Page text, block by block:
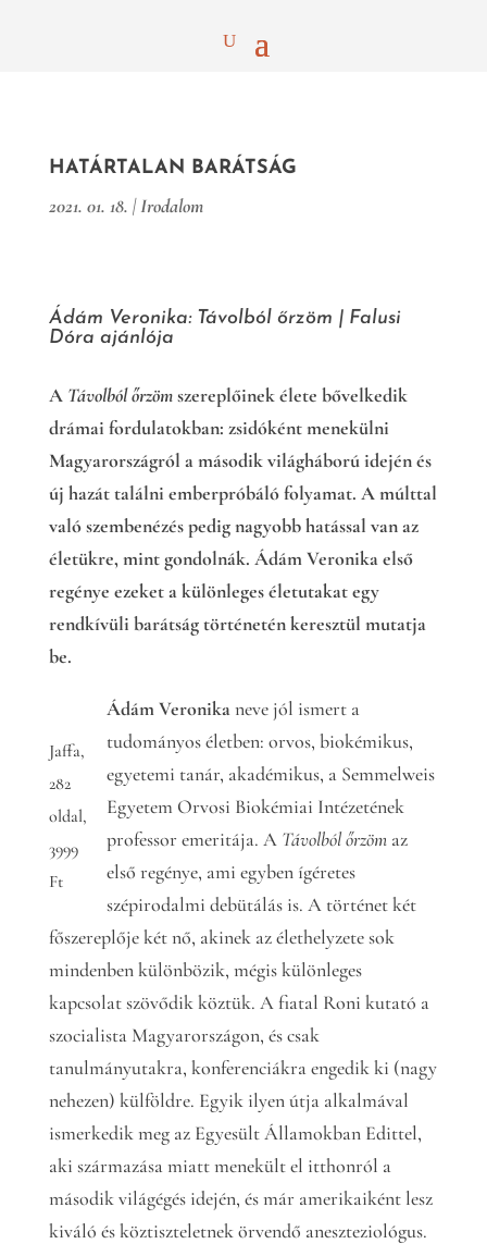
HATÁRTALAN BARÁTSÁG
2021. 01. 18. |Irodalom
Ádám Veronika: Távolból őrzöm | Falusi
Dóra ajánlója
A Távolból őrzömszereplőinek élete bővelkedik
drámai fordulatokban: zsidóként menekülni
Magyarországról a második világháború idején és
új hazát találni emberpróbáló folyamat. A múlttal
való szembenézés pedig nagyobb hatással van az
életükre, mint gondolnák. Ádám Veronika első
regénye ezeket a különleges életutakat egy
rendkívüli barátság történetén keresztül mutatja
be.
Jaffa,
282
oldal,
3999
Ft
Ádám Veronikaneve jól ismert a
tudományos életben: orvos, biokémikus,
egyetemi tanár, akadémikus, a Semmelweis
Egyetem Orvosi Biokémiai Intézetének
professor emeritája. A Távolból őrzömaz
első regénye, ami egyben ígéretes
szépirodalmi debütálás is. A történet két
főszereplője két nő, akinek az élethelyzete sok
mindenben különbözik, mégis különleges
kapcsolat szövődik köztük. A fiatal Roni kutató a
szocialista Magyarországon, és csak
tanulmányutakra, konferenciákra engedik ki (nagy
nehezen) külföldre. Egyik ilyen útja alkalmával
ismerkedik meg az Egyesült Államokban Edittel,
aki származása miatt menekült el itthonról a
második világégés idején, és már amerikaiként lesz
kiváló és köztiszteletnek örvendő aneszteziológus.